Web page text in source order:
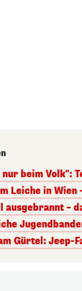
beim Volk":
Leiche in
ausgebrannt –
Gürtel: Jeep-